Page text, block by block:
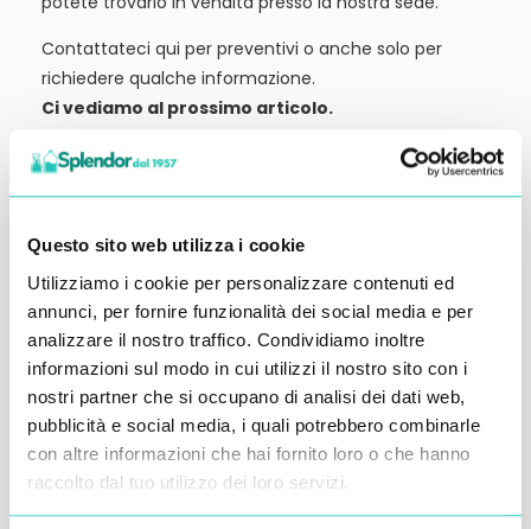
Questo sito web utilizza i cookie
Utilizziamo i cookie per personalizzare contenuti ed
annunci, per fornire funzionalità dei social media e per
analizzare il nostro traffico. Condividiamo inoltre
informazioni sul modo in cui utilizzi il nostro sito con i
nostri partner che si occupano di analisi dei dati web,
pubblicità e social media, i quali potrebbero combinarle
con altre informazioni che hai fornito loro o che hanno
raccolto dal tuo utilizzo dei loro servizi.
Contattateci qui per preventivi o anche solo per
richiedere qualche informazione.
Ci vediamo al prossimo articolo.
Alessandro Alfonsetti
Inserisci i tuoi dati qui, ti ricontatteremo
entro 48 ore